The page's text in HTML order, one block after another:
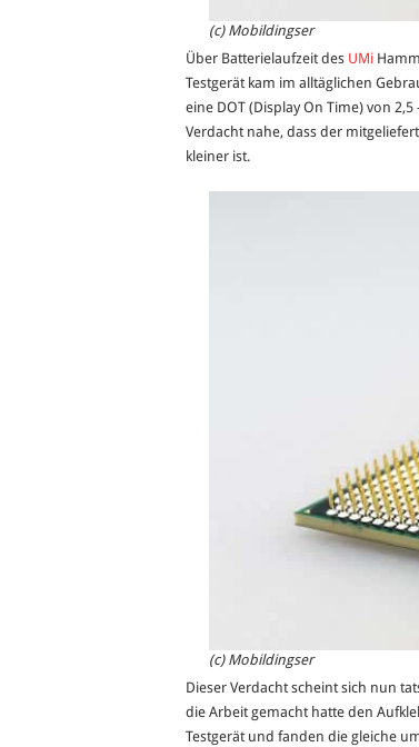
(c) Mobildingser
Über Batterielaufzeit des UMi
Testgerät kam im alltäglichen
eine DOT (Display On Time) von
Verdacht nahe, dass der
kleiner ist.
(c) Mobildingser
Dieser Verdacht scheint sich nun
die Arbeit gemacht hatte den
Testgerät und fanden die gleiche